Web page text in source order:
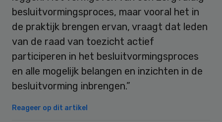
besluitvormingsproces, maar vooral het in
de praktijk brengen ervan, vraagt dat leden
van de raad van toezicht actief
participeren in het besluitvormingsproces
en alle mogelijk belangen en inzichten in de
besluitvorming inbrengen.”
Reageer op dit artikel